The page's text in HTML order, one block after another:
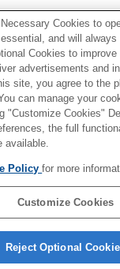
Cookies to
and will always
Cookies to
advertisements and
site, you agree to the
can manage your
"Customize Cookies"
the full
available.
Policyfor more
Customize Cookies
Reject Optional